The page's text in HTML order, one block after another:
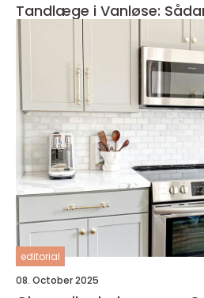
Tandlæge i Vanløse:
editorial
08. October 2025